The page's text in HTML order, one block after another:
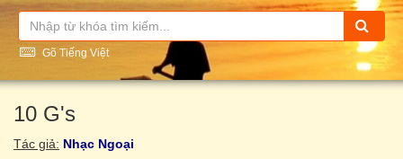
Gõ Tiếng Việt
10 G's
Tác giả: Nhạc Ngoại